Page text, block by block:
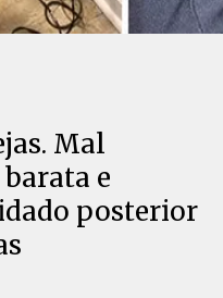
Mal
e
posterior